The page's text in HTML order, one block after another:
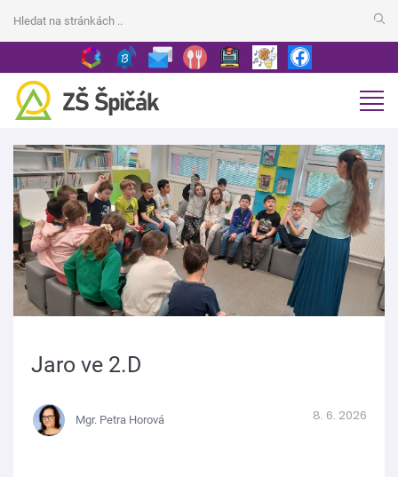
Jaro ve 2.D
Mgr. Petra Horová 8. 6. 2026